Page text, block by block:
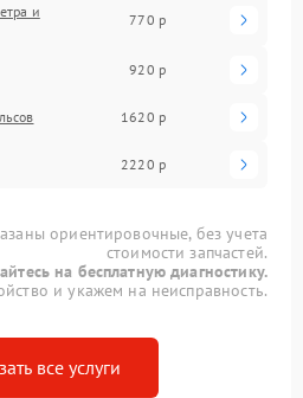
и
770 р
920 р
1620 р
2220 р
ориентировочные, без учета
стоимости запчастей.
на бесплатную диагностику.
и укажем на неисправность.
все услуги